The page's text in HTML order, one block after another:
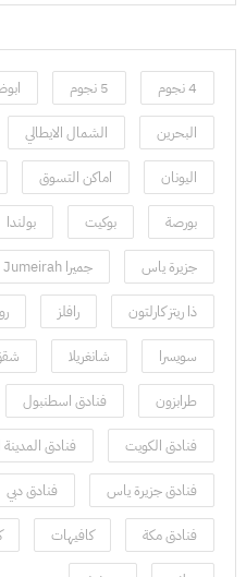
4 نجوم 5 نجوم
البحرين الشمال الايطالي
اليونان اماكن التسوق
بورصة بوكيت بولندا
جزيرة ياس جميرا Jumeirah
ذا ريتز كارلتون رافلز
سويسرا شانغريلا
طرابزون فنادق اسطنبول
فنادق الكويت فنادق المدينة
فنادق جزيرة ياس فنادق دبي
فنادق مكة كافيهات